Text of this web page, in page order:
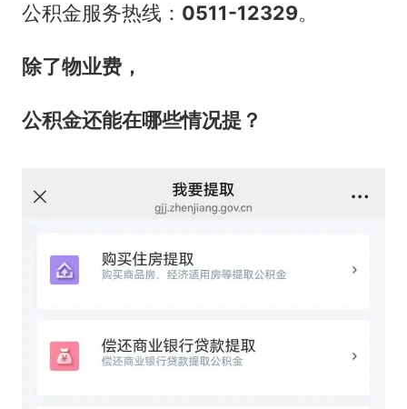
公积金服务热线： 0511-12329。
除了物业费，
公积金还能在哪些情况提？